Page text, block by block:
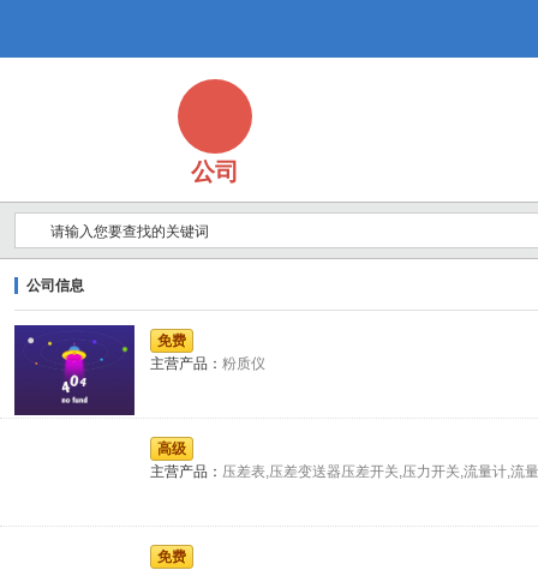
公司
公司信息
免费
主营产品： 粉质仪
高级
主营产品： 压差表,压差变送器压差开关,压力开关,流量计,流量
免费